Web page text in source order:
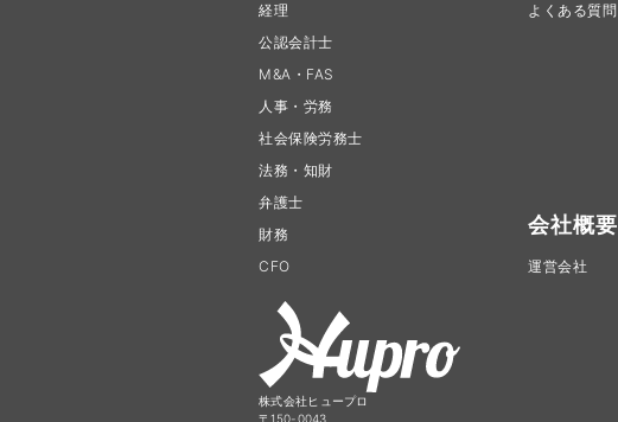
経理
公認会計士
M&A・FAS
人事・労務
社会保険労務士
法務・知財
弁護士
財務
CFO
よくある質問
会社概要
運営会社
株式会社ヒュープロ
〒150-0043